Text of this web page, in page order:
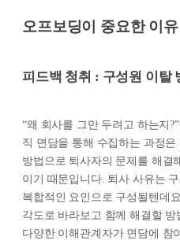
오프보딩이 중요한 이유
피드백 청취 : 구성원 이탈
“왜 회사를 그만 두려고 하는지
직 면담을 통해 수집하는 과정
방법으로 퇴사자의 문제를 해결
이기 때문입니다. 퇴사 사유는
복합적인 요인으로 구성될텐데
각도로 바라보고 함께 해결할
다양한 이해관계자가 면담에 참